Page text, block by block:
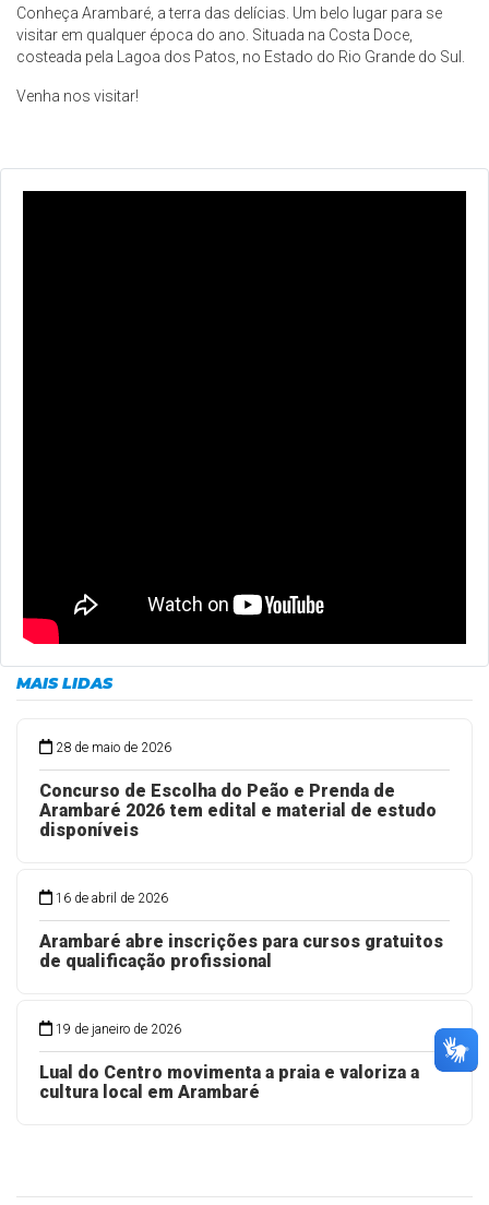
Conheça Arambaré, a terra das delícias. Um belo lugar para se
visitar em qualquer época do ano. Situada na Costa Doce,
costeada pela Lagoa dos Patos, no Estado do Rio Grande do Sul.
Venha nos visitar!
MAIS LIDAS
28 de maio de 2026
Concurso de Escolha do Peão e Prenda de
Arambaré 2026 tem edital e material de estudo
disponíveis
16 de abril de 2026
Arambaré abre inscrições para cursos gratuitos
de qualificação profissional
19 de janeiro de 2026
Lual do Centro movimenta a praia e valoriza a
cultura local em Arambaré